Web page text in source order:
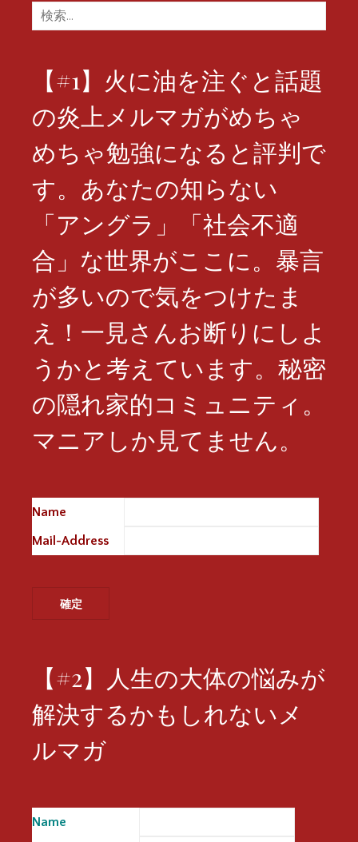
検
索:
【#1】火に油を注ぐと話題
の炎上メルマガがめちゃ
めちゃ勉強になると評判で
す。あなたの知らない
「アングラ」「社会不適
合」な世界がここに。暴言
が多いので気をつけたま
え！一見さんお断りにしよ
うかと考えています。秘密
の隠れ家的コミュニティ。
マニアしか見てません。
Name
Mail-Address
【#2】人生の大体の悩みが
解決するかもしれないメ
ルマガ
Name